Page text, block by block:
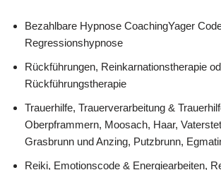
Bezahlbare Hypnose CoachingYager
Regressionshypnose
Rückführungen, Reinkarnationstherapie
Rückführungstherapie
Trauerhilfe, Trauerverarbeitung &
Oberpframmern, Moosach, Haar,
Grasbrunn und Anzing, Putzbrunn,
Reiki, Emotionscode & Energiearbeiten,